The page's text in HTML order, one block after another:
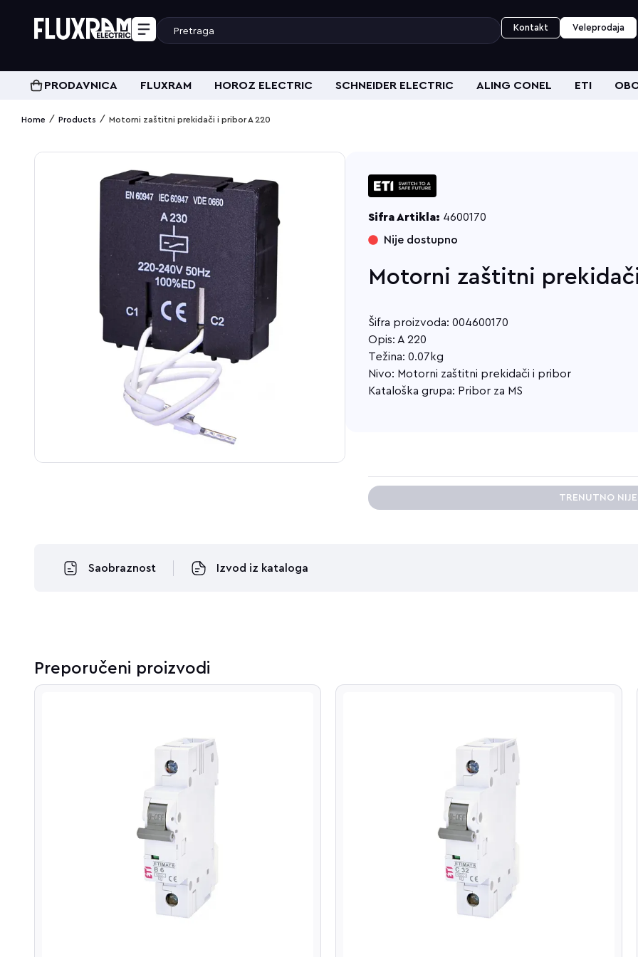
Kontakt Veleprodaja
PRODAVNICA FLUXRAM HOROZ ELECTRIC SCHNEIDER ELECTRIC ALING CONEL ETI
Home / Products / Motorni zaštitni prekidači i pribor A 220
Sifra Artikla: 4600170
Nije dostupno
Motorni zaštitni
Šifra proizvoda: 004600170
Opis: A 220
Težina: 0.07kg
Nivo: Motorni zaštitni prekidači i pribor
Kataloška grupa: Pribor za MS
TRENUTNO
Saobraznost Izvod iz kataloga
Preporučeni proizvodi